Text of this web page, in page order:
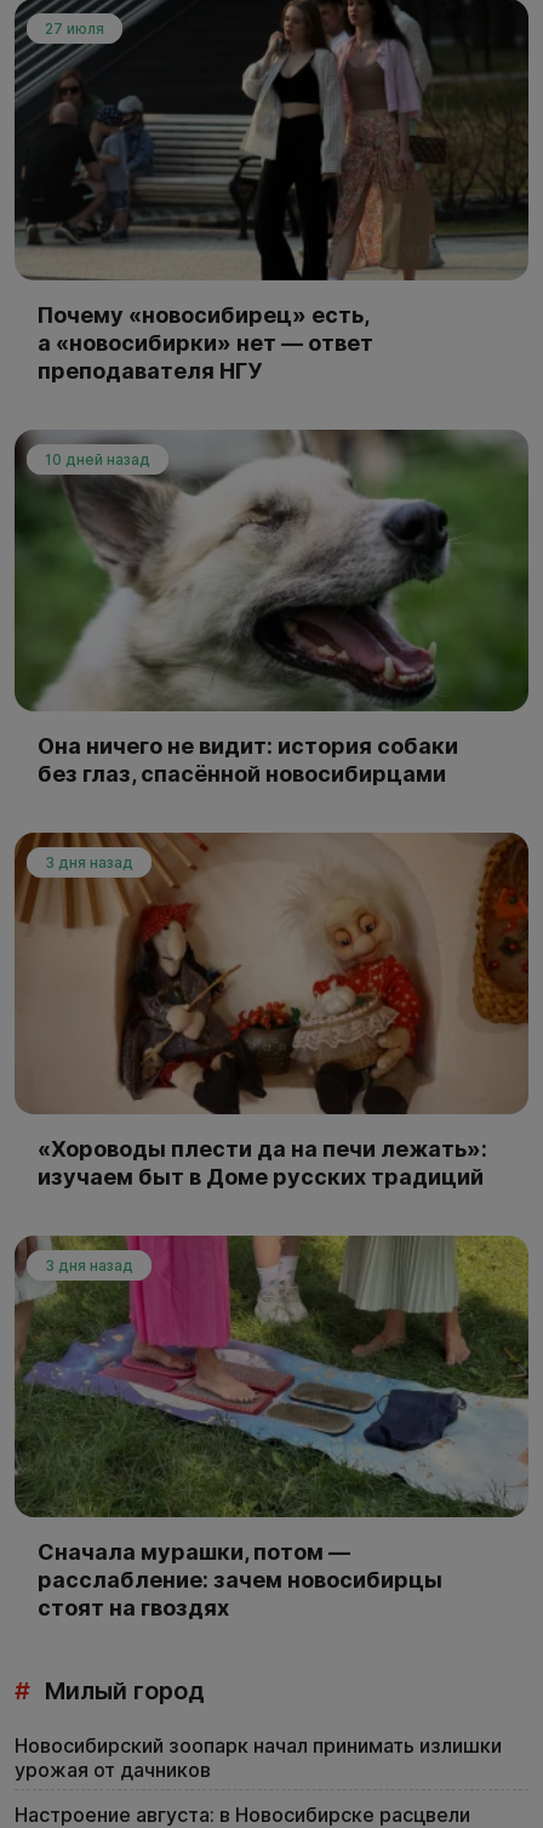
27 июля
Почему «новосибирец» есть,
а «новосибирки» нет — ответ
преподавателя НГУ
10 дней назад
Она ничего не видит: история собаки
без глаз, спасённой новосибирцами
3 дня назад
«Хороводы плести да на печи лежать»:
изучаем быт в Доме русских традиций
3 дня назад
Сначала мурашки, потом —
расслабление: зачем новосибирцы
стоят на гвоздях
# Милый город
Новосибирский зоопарк начал принимать излишки
урожая от дачников
Настроение августа: в Новосибирске расцвели